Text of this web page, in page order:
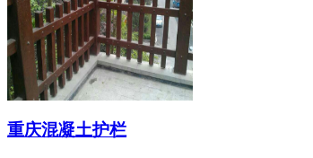
重庆混凝土护栏